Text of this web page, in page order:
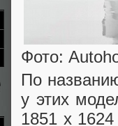
Фото:
По
у этих
1851 х